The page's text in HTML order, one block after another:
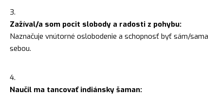
Zažíval/a som pocit slobody a radosti z pohybu:
Naznačuje vnútorné oslobodenie a schopnosť byť sám/sama
sebou.
Naučil ma tancovať indiánsky šaman: